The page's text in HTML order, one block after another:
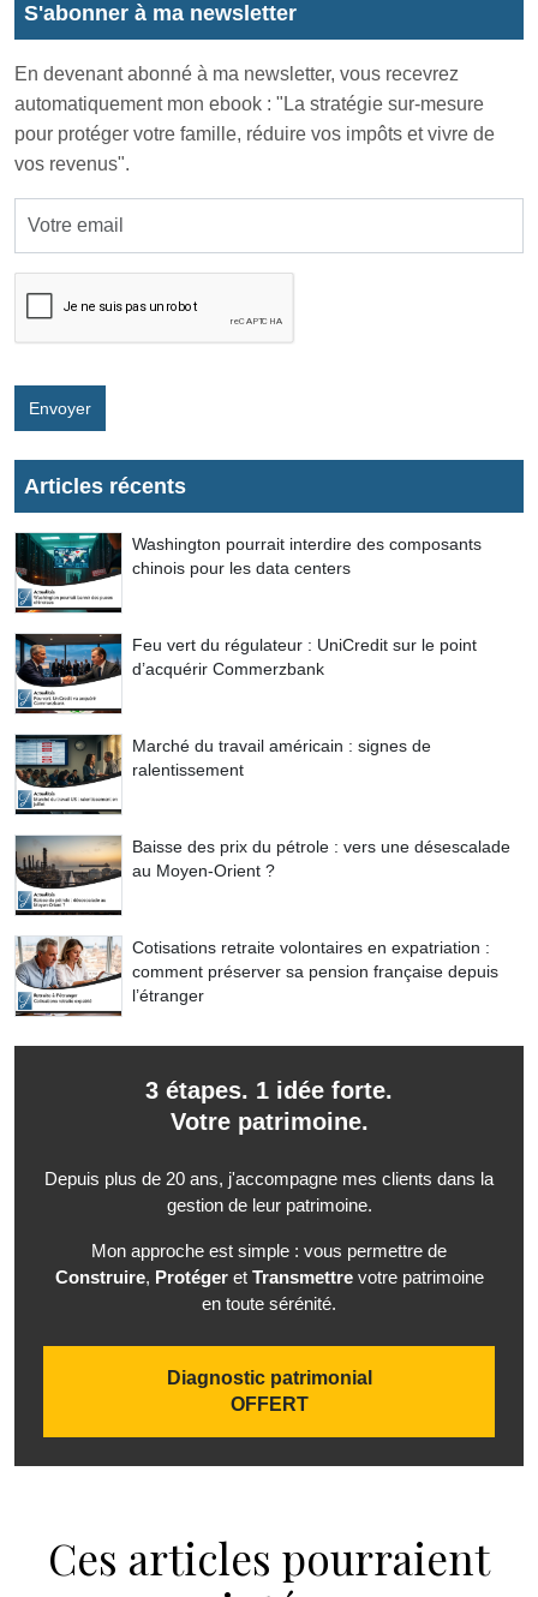
S'abonner à ma newsletter
En devenant abonné à ma newsletter, vous recevrez
automatiquement mon ebook : "La stratégie sur-mesure
pour protéger votre famille, réduire vos impôts et vivre de
vos revenus".
Envoyer
Articles récents
Washington pourrait interdire des composants
chinois pour les data centers
Feu vert du régulateur : UniCredit sur le point
d’acquérir Commerzbank
Marché du travail américain : signes de
ralentissement
Baisse des prix du pétrole : vers une désescalade
au Moyen-Orient ?
Cotisations retraite volontaires en expatriation :
comment préserver sa pension française depuis
l’étranger
3 étapes. 1 idée forte.
Votre patrimoine.
Depuis plus de 20 ans, j'accompagne mes clients dans la
gestion de leur patrimoine.
Mon approche est simple : vous permettre de
Construire, Protégeret Transmettrevotre patrimoine
en toute sérénité.
Diagnostic patrimonial
OFFERT
Ces articles pourraient